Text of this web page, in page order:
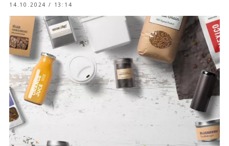
14.10.2024 / 13:14